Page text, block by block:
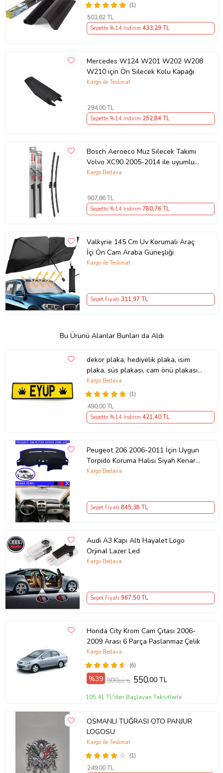
(1)
503,82 TL
Sepette %14 İndirim 433,29 TL
Mercedes W124 W201 W202 W208
W210 için Ön Silecek Kolu Kapağı
Kargo ile Teslimat
294,00 TL
Sepette %14 İndirim 252,84 TL
Bosch Aeroeco Muz Silecek Takımı
Volvo XC90 2005-2014 ile uyumlu
(Siyah)
Kargo Bedava
907,86 TL
Sepette %14 İndirim 780,76 TL
Valkyrie 145 Cm Uv Korumalı Araç
İçi Ön Cam Araba Güneşliği
Kargo ile Teslimat
Sepet Fiyatı 311,97 TL
Bu Ürünü Alanlar Bunları da Aldı
dekor plaka, hediyelik plaka, isim
plaka, süs plakası, cam önü plakası,
tırcı plakası (Sarı-Siyah)
(1)
Kargo Bedava
490,00 TL
Sepette %14 İndirim 421,40 TL
Peugeot 206 2006-2011 İçin Uygun
Torpido Koruma Halısı Siyah Kenar
Renk Mavi
Kargo Bedava
Sepet Fiyatı 845,38 TL
Audi A3 Kapı Altı Hayalet Logo
Orjinal Lazer Led
Kargo Bedava
Sepet Fiyatı 967,50 TL
Honda City Krom Cam Çıtası 2006-
2009 Arası 6 Parça Paslanmaz Çelik
(6)
Kargo Bedava
%39 900,00 TL 550,00 TL
105,41 TL'den Başlayan Taksitlerle
OSMANLI TUĞRASI OTO PANJUR
LOGOSU
(1)
Kargo ile Teslimat
249,00 TL